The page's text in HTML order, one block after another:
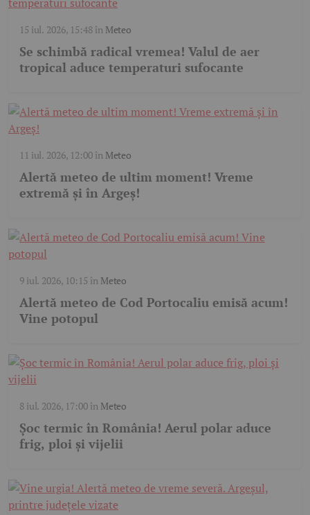
15 iul. 2026, 15:48în Meteo
Se schimbă radical vremea! Valul de aer
tropical aduce temperaturi sufocante
11 iul. 2026, 12:00în Meteo
Alertă meteo de ultim moment! Vreme
extremă și în Argeș!
9 iul. 2026, 10:15 în Meteo
Alertă meteo de Cod Portocaliu emisă acum!
Vine potopul
8 iul. 2026, 17:00în Meteo
Șoc termic în România! Aerul polar aduce
frig, ploi și vijelii